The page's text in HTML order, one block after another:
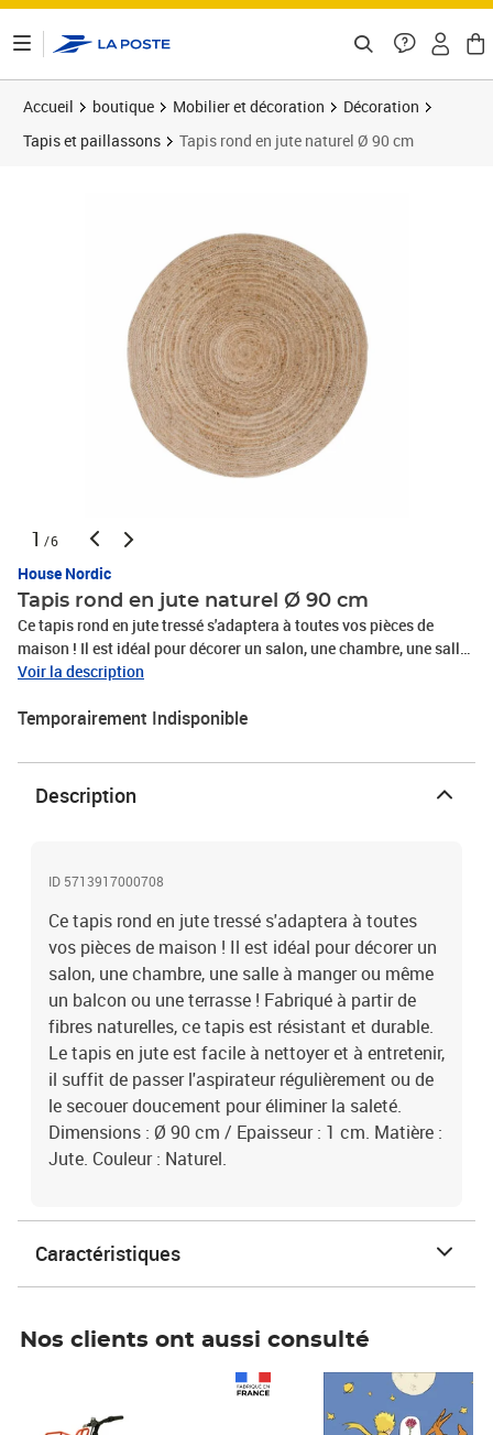
Accueil boutique Mobilier et décoration
Décoration
Tapis et paillassons
Tapis rond en jute naturel Ø 90 cm
1 /6
House Nordic
Tapis rond en jute naturel Ø 90 cm
Ce tapis rond en jute tressé s'adaptera à toutes vos pièces de
maison ! Il est idéal pour décorer un salon, une chambre, une salle
à manger ou même un balcon ou une terrasse ! Fabriqué à partir de
est facile à nettoyer et à entretenir, il suffit de passer l'aspirateur
Dimensions : Ø 90 cm / Epaisseur : 1 cm. Matière : Jute. Couleur :
Naturel.
Voir la description
Temporairement Indisponible
Description
ID 5713917000708
Ce tapis rond en jute tressé s'adaptera à toutes
vos pièces de maison ! Il est idéal pour décorer un
salon, une chambre, une salle à manger ou même
un balcon ou une terrasse ! Fabriqué à partir de
fibres naturelles, ce tapis est résistant et durable.
Le tapis en jute est facile à nettoyer et à entretenir,
il suffit de passer l'aspirateur régulièrement ou de
le secouer doucement pour éliminer la saleté.
Dimensions : Ø 90 cm / Epaisseur : 1 cm. Matière :
Jute. Couleur : Naturel.
Caractéristiques
Nos clients ont aussi consulté
Prix 7,50€